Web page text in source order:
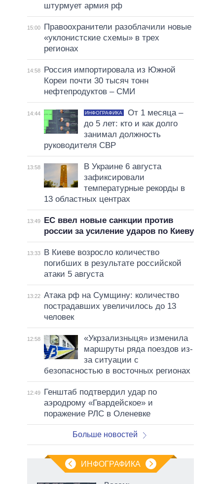
штурмует армия рф
15:00
Правоохранители разоблачили новые
«уклонистские схемы» в трех
регионах
14:58
Россия импортировала из Южной
Кореи почти 30 тысяч тонн
нефтепродуктов – СМИ
14:44 ИНФОГРАФИКА
От 1 месяца –
до 5 лет: кто и как долго
занимал должность
руководителя СВР
13:58
В Украине 6 августа
зафиксировали
температурные рекорды в
13 областных центрах
13:49
ЕС ввел новые санкции против
россии за усиление ударов по Киеву
13:33
В Киеве возросло количество
погибших в результате российской
атаки 5 августа
13:22 Атака рф на Сумщину: количество
пострадавших увеличилось до 13
человек
12:58
«Укрзализныця» изменила
маршруты ряда поездов из-
за ситуации с
безопасностью в восточных регионах
12:49
Генштаб подтвердил удар по
аэродрому «Гвардейское» и
поражение РЛС в Оленевке
Больше новостей
ИНФОГРАФИКА